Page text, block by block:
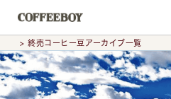
> 終売コーヒー豆アーカイブ一覧